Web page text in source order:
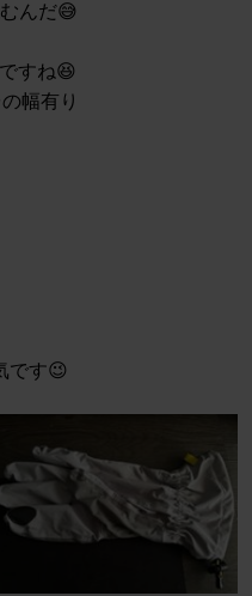
んだ😅
すね😆
幅有り
です😉